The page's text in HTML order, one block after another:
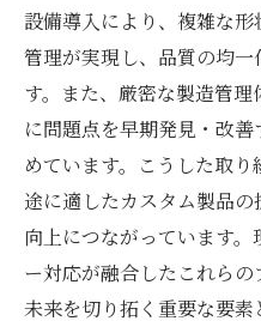
設備導入により、複雑な
管理が実現し、品質の均
す。また、厳密な製造管
に問題点を早期発見・改
めています。こうした取
途に適したカスタム製品
向上につながっています
ー対応が融合したこれら
未来を切り拓く重要な要素